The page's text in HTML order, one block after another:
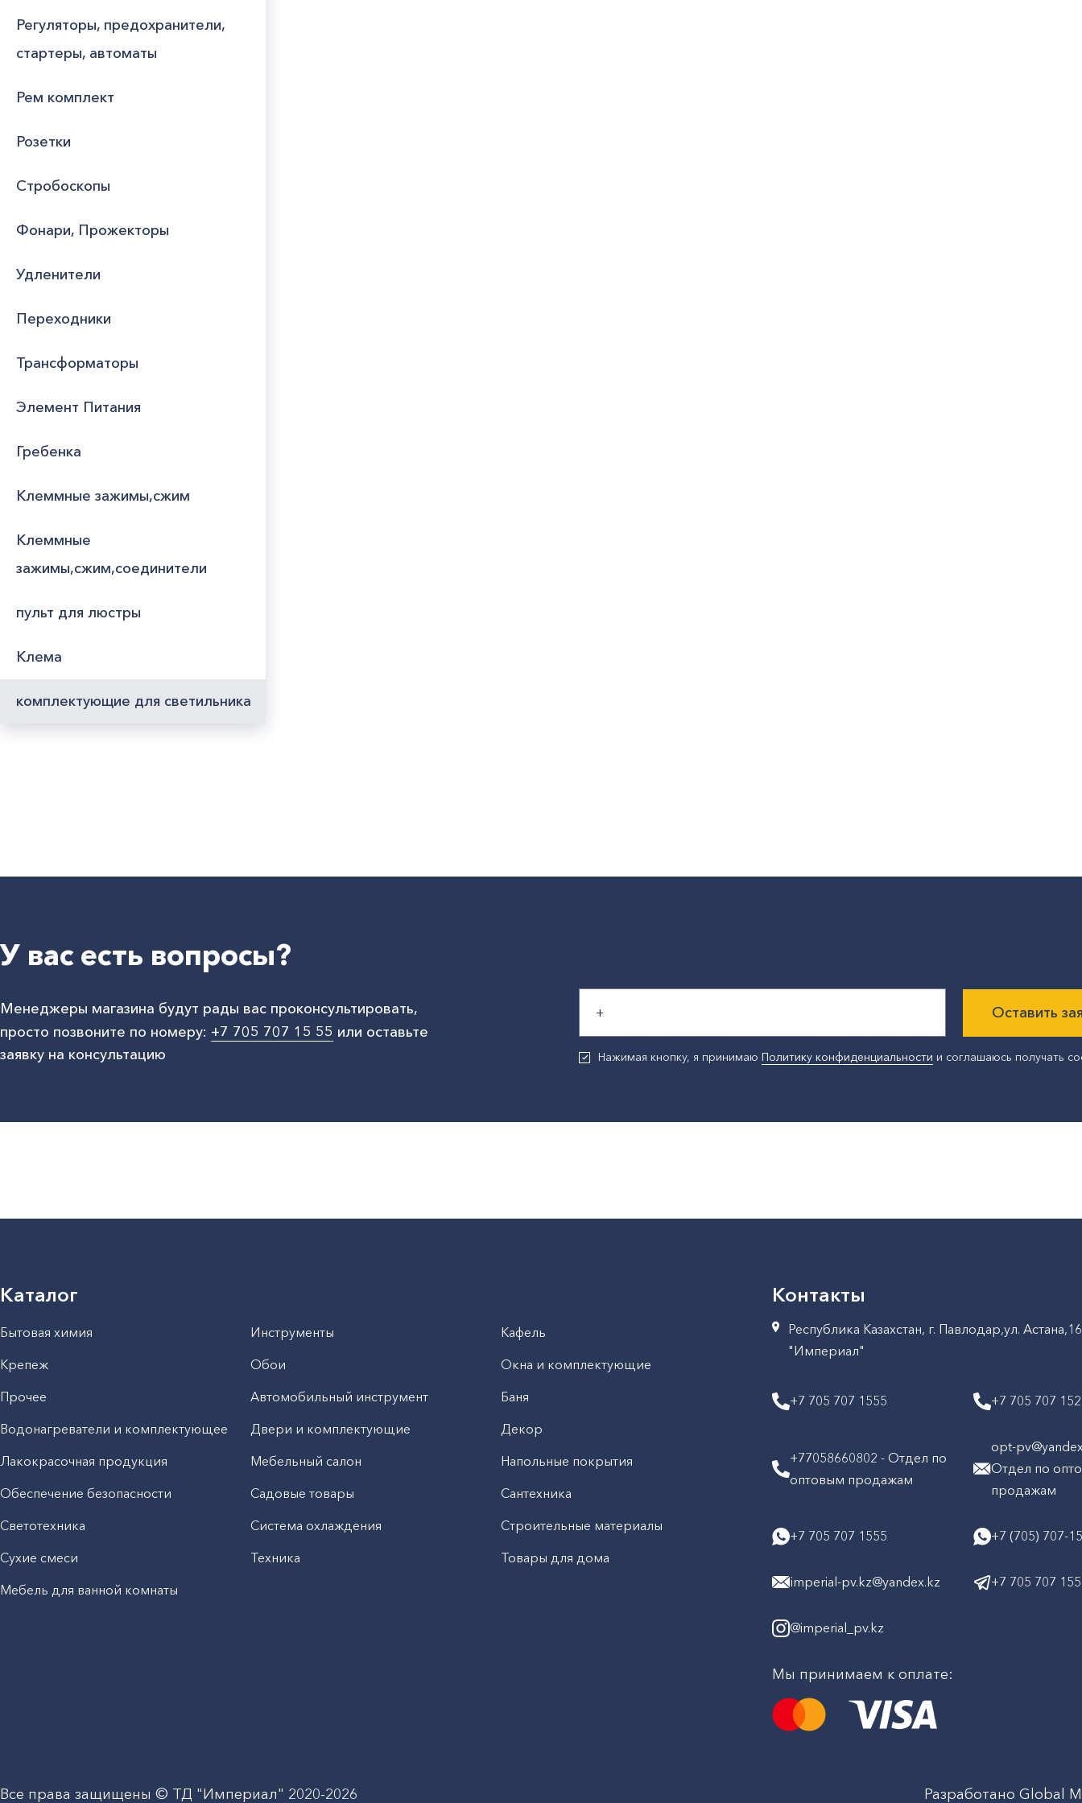
Регуляторы, предохранители,
стартеры, автоматы
Рем комплект
Розетки
Стробоскопы
Фонари, Прожекторы
Удленители
Переходники
Трансформаторы
Элемент Питания
Гребенка
Клеммные зажимы,сжим
Клеммные
зажимы,сжим,соединители
пульт для люстры
Клема
комплектующие для светильника
У вас есть вопросы?
Менеджеры магазина будут рады вас проконсультировать,
просто позвоните по номеру: +7 705 707 15 55 или оставьте
заявку на консультацию
Оставить
Нажимая кнопку, я принимаюПолитику конфиденциальности и соглашаюсь получать
Каталог
Бытовая химия Инструменты
Кафель
Крепеж
Обои
Окна и комплектующие
Прочее
Автомобильный инструмент
Баня
Водонагреватели и комплектующее
Двери и комплектующие
Декор
Лакокрасочная продукция
Мебельный салон
Напольные покрытия
Обеспечение безопасности
Садовые товары
Сантехника
Светотехника
Система охлаждения
Строительные материалы
Сухие смеси
Техника
Товары для дома
Мебель для ванной комнаты
Контакты
Республика Казахстан, г. Павлодар,ул.
"Империал"
+7 705 707 1555 +7 705 707
+77058660802 - Отдел по
оптовым продажам
opt-
Отдел по
продажам
+7 705 707 1555 +7 (705) 707-
imperial-pv.kz@yandex.kz +7 705 707
@imperial_pv.kz
Мы принимаем к оплате:
Все права защищены © ТД "Империал" 2020-2026 Разработано Global